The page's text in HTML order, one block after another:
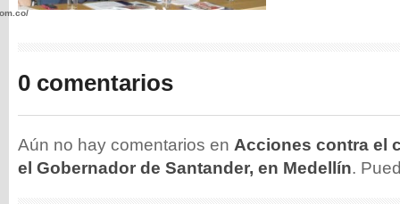
0 comentarios
Aún no hay comentarios en Acciones contra el
el Gobernador de Santander, en Medellín.
wp-